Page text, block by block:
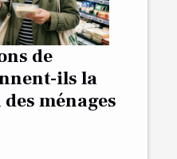
de
ils la
ménages